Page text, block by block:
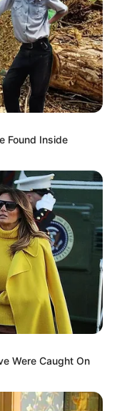
Found Inside
Were Caught On